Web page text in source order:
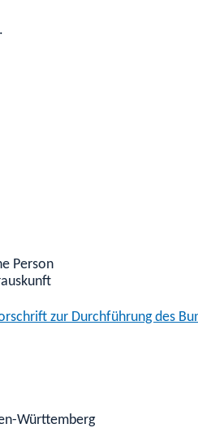
Person
zur Durchführung des
Württemberg